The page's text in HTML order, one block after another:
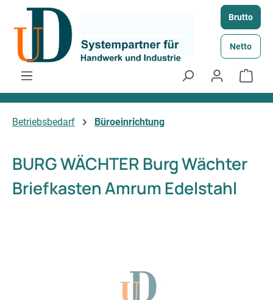
Zum Hauptinhalt springen Brutto
Netto
Betriebsbedarf Büroeinrichtung
BURG WÄCHTER Burg Wächter
Briefkasten Amrum Edelstahl